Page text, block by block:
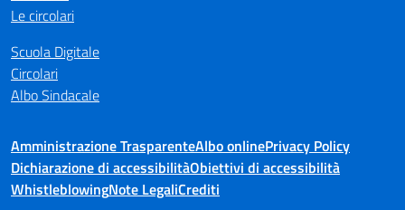
Le circolari
Scuola Digitale
Circolari
Albo Sindacale
Amministrazione TrasparenteAlbo onlinePrivacy Policy
Dichiarazione di accessibilitàObiettivi di accessibilità
WhistleblowingNote LegaliCrediti